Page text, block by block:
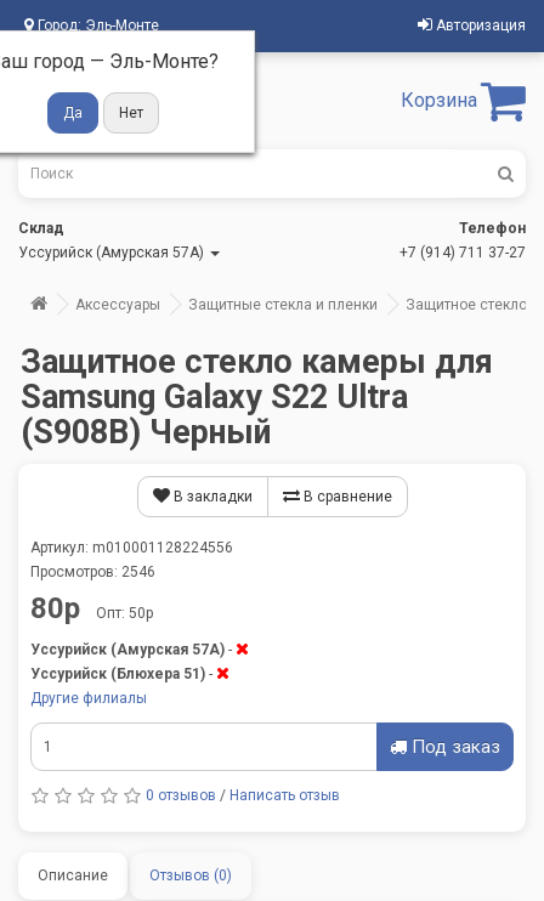
Город: Эль-Монте
город — Эль-Монте?
Авторизация
Корзина
Склад
Уссурийск (Амурская 57А)
Телефон
+7 (914) 711 37-27
Аксессуары Защитные стекла и пленки Защитное стекло
Защитное стекло камеры для
Samsung Galaxy S22 Ultra
(S908B) Черный
Описание Отзывов (0)
В закладки В сравнение
Артикул: m010001128224556
Просмотров: 2546
80р Опт: 50р
Уссурийск (Амурская 57А) -
Уссурийск (Блюхера 51) -
Другие филиалы
Под заказ
0 отзывов / Написать отзыв